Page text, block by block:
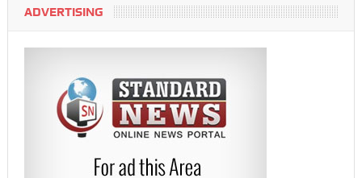
ADVERTISING